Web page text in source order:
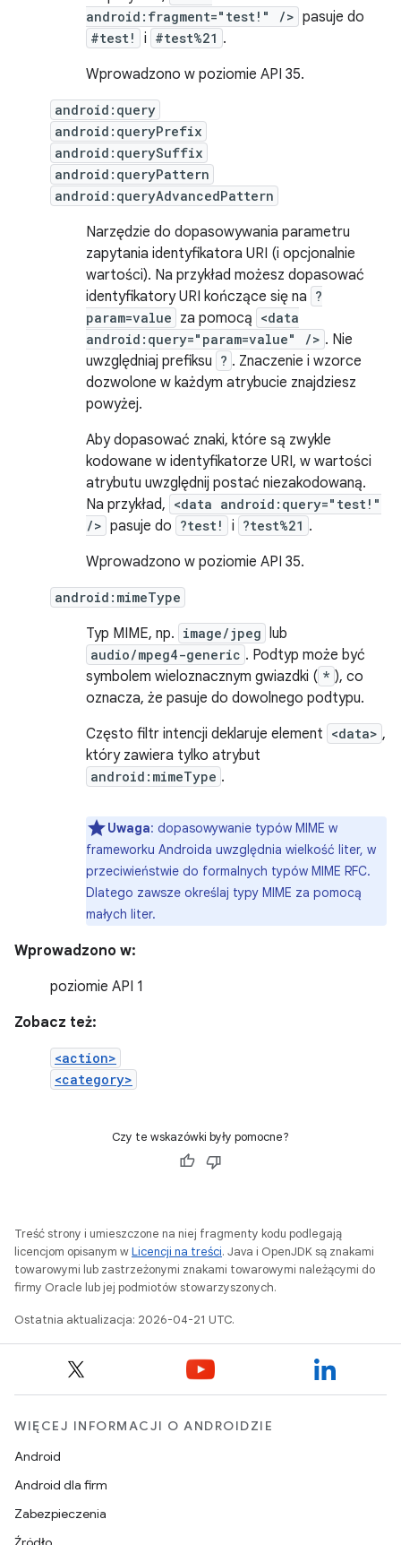
android:fragment="test!" /> pasuje do
#test! i #test%21 .
Wprowadzono w poziomie API 35.
android:query
android:queryPrefix
android:querySuffix
android:queryPattern
android:queryAdvancedPattern
Narzędzie do dopasowywania parametru
zapytania identyfikatora URI (i opcjonalnie
wartości). Na przykład możesz dopasować
identyfikatory URI kończące się na ?
param=value za pomocą <data
android:query="param=value" /> . Nie
uwzględniaj prefiksu ? . Znaczenie i wzorce
dozwolone w każdym atrybucie znajdziesz
powyżej.
Aby dopasować znaki, które są zwykle
kodowane w identyfikatorze URI, w wartości
atrybutu uwzględnij postać niezakodowaną.
Na przykład, <data android:query="test!"
/> pasuje do ?test! i ?test%21 .
Wprowadzono w poziomie API 35.
android:mimeType
Typ MIME, np. image/jpeg lub
audio/mpeg4-generic . Podtyp może być
symbolem wieloznacznym gwiazdki ( * ), co
oznacza, że pasuje do dowolnego podtypu.
Często filtr intencji deklaruje element <data> ,
który zawiera tylko atrybut
android:mimeType .
Uwaga: dopasowywanie typów MIME w
frameworku Androida uwzględnia wielkość liter, w
przeciwieństwie do formalnych typów MIME RFC.
Dlatego zawsze określaj typy MIME za pomocą
małych liter.
Wprowadzono w:
poziomie API 1
Zobacz też:
<action>
<category>
Czy te wskazówki były pomocne?
Treść strony i umieszczone na niej fragmenty kodu podlegają
licencjom opisanym wLicencji na treści. Java i OpenJDK są znakami
towarowymi lub zastrzeżonymi znakami towarowymi należącymi do
firmy Oracle lub jej podmiotów stowarzyszonych.
Ostatnia aktualizacja: 2026-04-21 UTC.
WIĘCEJ INFORMACJI O ANDROIDZIE
Android
Android dla firm
Zabezpieczenia